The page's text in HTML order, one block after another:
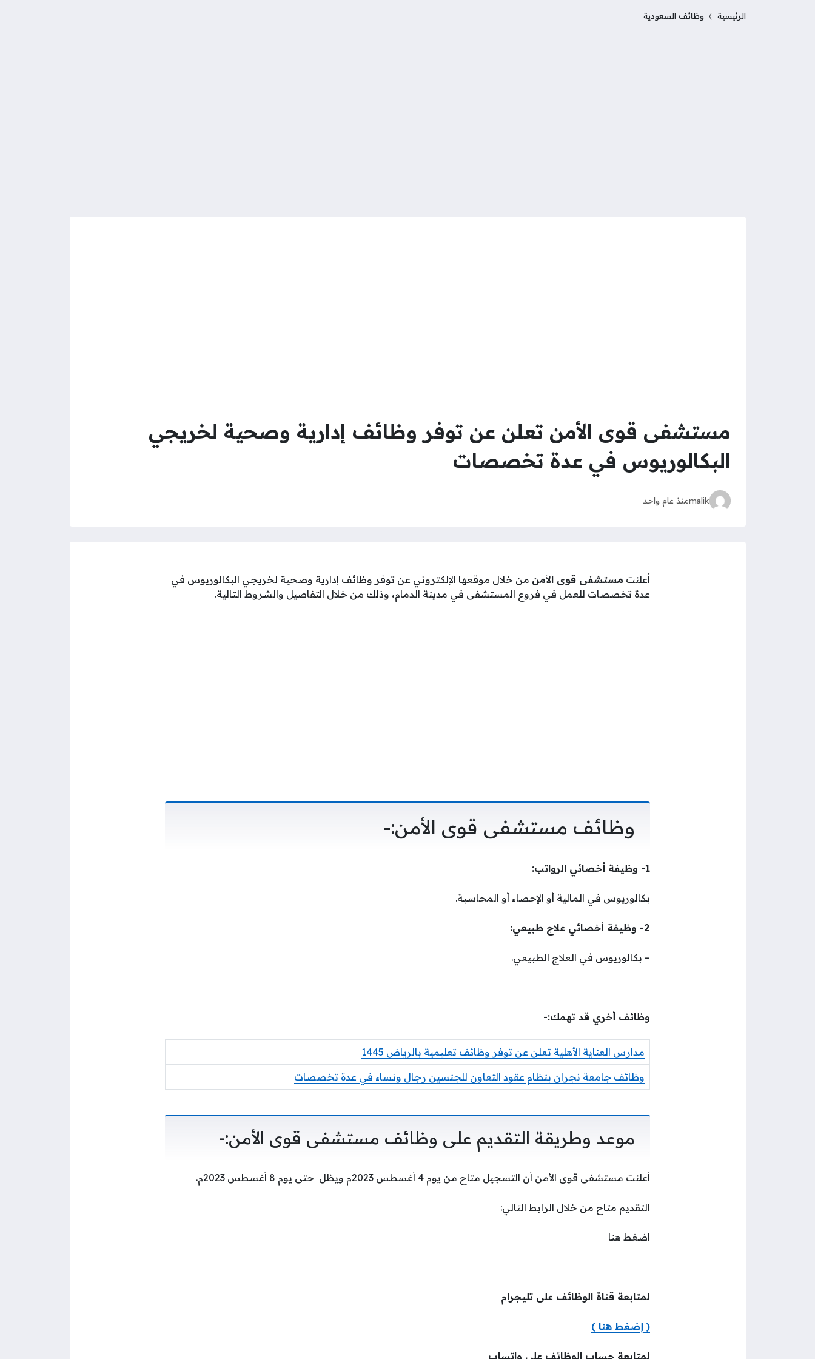
الرئيسية وظائف السعودية
مستشفى قوى الأمن تعلن عن توفر وظائف إدارية وصحية لخريجي
البكالوريوس في عدة تخصصات
malikمنذ عام واحد
أعلنت مستشفى قوى الأمن من خلال موقعها الإلكتروني عن توفر وظائف إدارية وصحية لخريجي البكالوريوس في
عدة تخصصات للعمل في فروع المستشفى في مدينة الدمام، وذلك من خلال التفاصيل والشروط التالية.
وظائف مستشفى قوى الأمن:-
1- وظيفة أخصائي الرواتب:
بكالوريوس في المالية أو الإحصاء أو المحاسبة.
2- وظيفة أخصائي علاج طبيعي:
– بكالوريوس في العلاج الطبيعي.
وظائف أخري قد تهمك:-
مدارس العناية الأهلية تعلن عن توفر وظائف تعليمية بالرياض 1445
وظائف جامعة نجران بنظام عقود التعاون للجنسين رجال ونساء في عدة تخصصات
موعد وطريقة التقديم على وظائف مستشفى قوى الأمن:-
أعلنت مستشفى قوى الأمن أن التسجيل متاح من يوم 4 أغسطس 2023م ويظل حتى يوم 8 أغسطس 2023م.
التقديم متاح من خلال الرابط التالي:
اضغط هنا
لمتابعة قناة الوظائف على تليجرام
( إضغط هنا )
لمتابعة حساب الوظائف على واتساب